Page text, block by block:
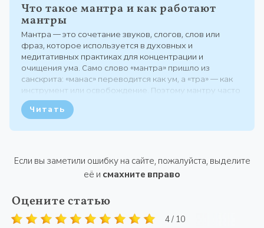
Что такое мантра и как работают
мантры
Мантра — это сочетание звуков, слогов, слов или
фраз, которое используется в духовных и
медитативных практиках для концентрации и
очищения ума. Само слово «мантра» пришло из
санскрита: «манас» переводится как ум, а «тра» — как
инструмент или освобождение. Поэтому мантру часто
трактуют как инструмент для работы с умом. На
протяжении тысячелетий мантры практикуют в йоге,
Читать
Если вы заметили ошибку на сайте, пожалуйста, выделите
её и смахните вправо
Оцените статью
4 / 10